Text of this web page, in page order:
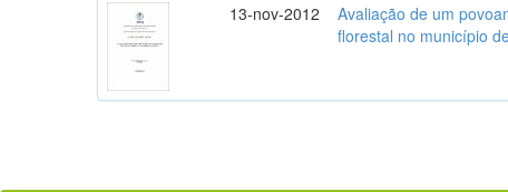
13-nov-2012
Avaliação de um
florestal no município